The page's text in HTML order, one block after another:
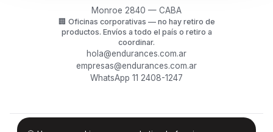
Monroe 2840 — CABA
🏢 Oficinas corporativas — no hay retiro de
productos. Envíos a todo el país o retiro a
coordinar.
hola@endurances.com.ar
empresas@endurances.com.ar
WhatsApp 11 2408-1247